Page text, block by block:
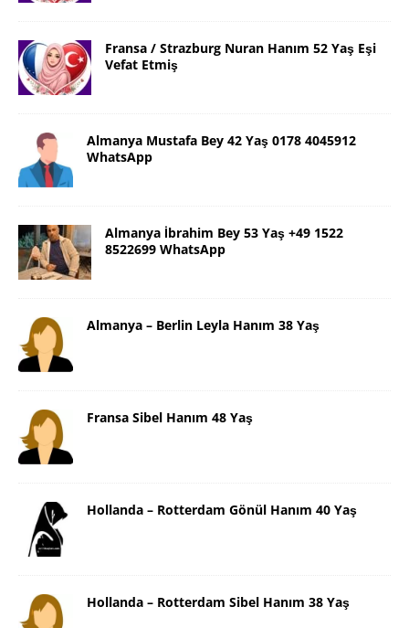
Fransa / Strazburg Nuran Hanım 52 Yaş Eşi
Vefat Etmiş
Almanya Mustafa Bey 42 Yaş 0178 4045912
WhatsApp
Almanya İbrahim Bey 53 Yaş +49 1522
8522699 WhatsApp
Almanya – Berlin Leyla Hanım 38 Yaş
Fransa Sibel Hanım 48 Yaş
Hollanda – Rotterdam Gönül Hanım 40 Yaş
Hollanda – Rotterdam Sibel Hanım 38 Yaş